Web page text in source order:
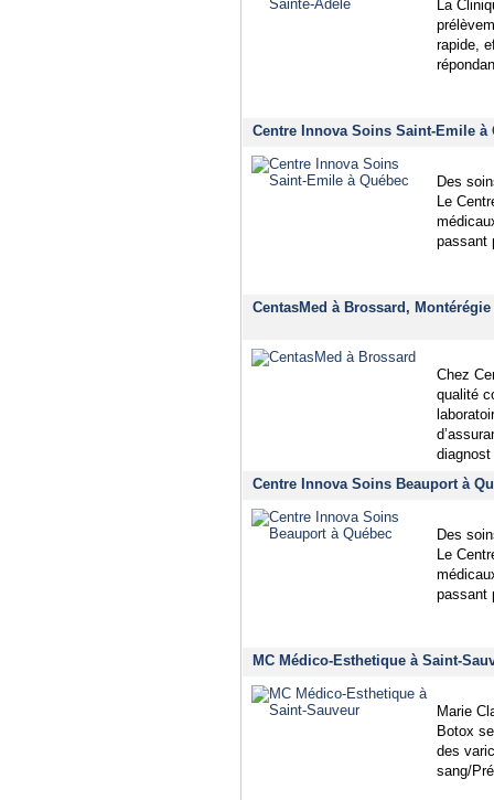
La
rapide,
Centre Innova Soins Saint-Emile à
Des
Le
passant
CentasMed à Brossard, Montérégie
Chez
qualité
diagnost
Centre Innova Soins Beauport à
Des
Le
passant
MC Médico-Esthetique à Saint-
Marie
Botox
des
sang/